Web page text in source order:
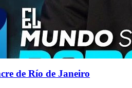
de Río de Janeiro